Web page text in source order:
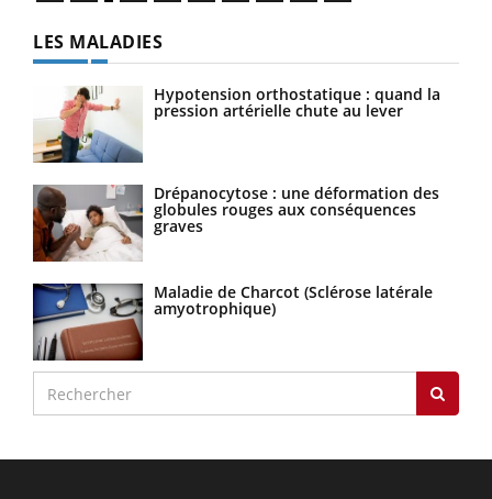
LES MALADIES
Hypotension orthostatique : quand la
pression artérielle chute au lever
Drépanocytose : une déformation des
globules rouges aux conséquences
graves
Maladie de Charcot (Sclérose latérale
amyotrophique)